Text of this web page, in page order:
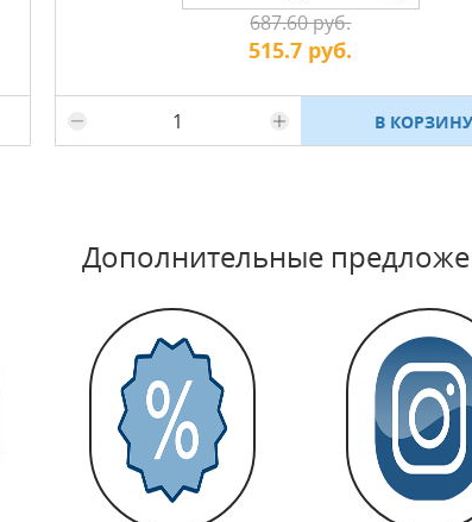
В КОРЗИНУ
687.60 руб.
515.7 руб.
Дополнительные